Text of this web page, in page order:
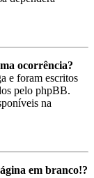
ocorrência?
e foram escritos
pelo phpBB.
na
em branco!?